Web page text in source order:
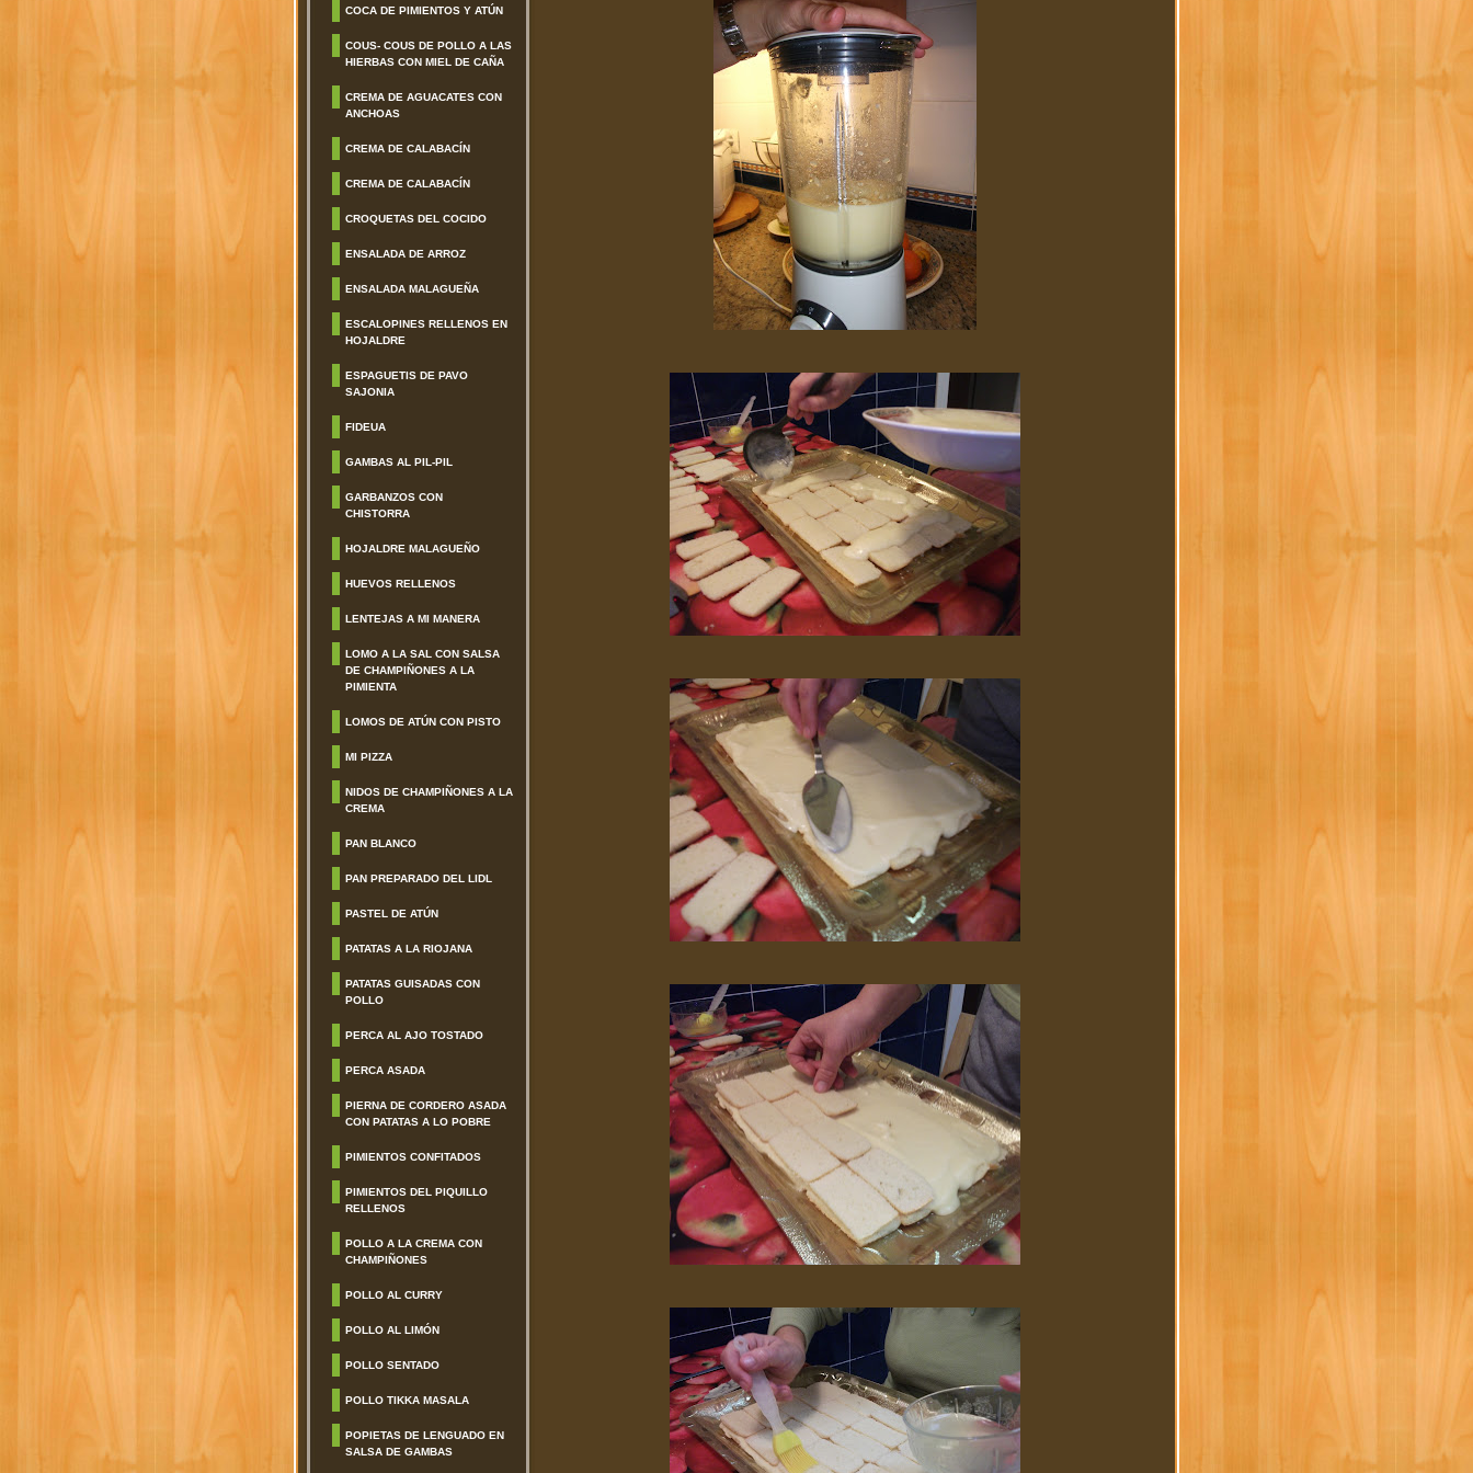
COCA DE PIMIENTOS Y ATÚN
COUS- COUS DE POLLO A LAS
HIERBAS CON MIEL DE CAÑA
CREMA DE AGUACATES CON
ANCHOAS
CREMA DE CALABACÍN
CREMA DE CALABACÍN
CROQUETAS DEL COCIDO
ENSALADA DE ARROZ
ENSALADA MALAGUEÑA
ESCALOPINES RELLENOS EN
HOJALDRE
ESPAGUETIS DE PAVO
SAJONIA
FIDEUA
GAMBAS AL PIL-PIL
GARBANZOS CON
CHISTORRA
HOJALDRE MALAGUEÑO
HUEVOS RELLENOS
LENTEJAS A MI MANERA
LOMO A LA SAL CON SALSA
DE CHAMPIÑONES A LA
PIMIENTA
LOMOS DE ATÚN CON PISTO
MI PIZZA
NIDOS DE CHAMPIÑONES A LA
CREMA
PAN BLANCO
PAN PREPARADO DEL LIDL
PASTEL DE ATÚN
PATATAS A LA RIOJANA
PATATAS GUISADAS CON
POLLO
PERCA AL AJO TOSTADO
PERCA ASADA
PIERNA DE CORDERO ASADA
CON PATATAS A LO POBRE
PIMIENTOS CONFITADOS
PIMIENTOS DEL PIQUILLO
RELLENOS
POLLO A LA CREMA CON
CHAMPIÑONES
POLLO AL CURRY
POLLO AL LIMÓN
POLLO SENTADO
POLLO TIKKA MASALA
POPIETAS DE LENGUADO EN
SALSA DE GAMBAS